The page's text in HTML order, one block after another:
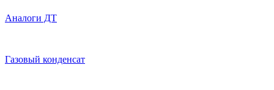
Аналоги ДТ
Газовый конденсат